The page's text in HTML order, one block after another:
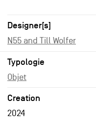
Designer[s]
N55 and Till Wolfer
Typologie
Objet
Creation
2024